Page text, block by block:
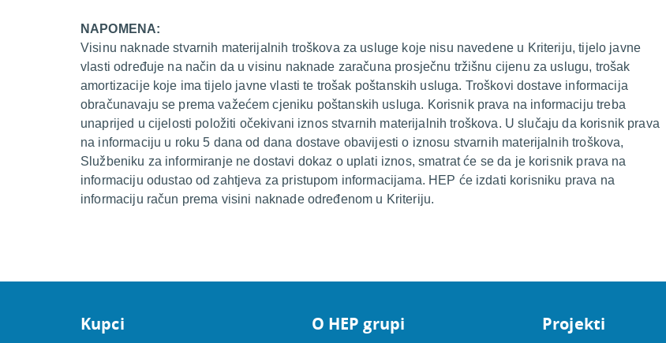
NAPOMENA:
Visinu naknade stvarnih materijalnih troškova za usluge koje nisu navedene u Kriteriju, tijelo javne
vlasti određuje na način da u visinu naknade zaračuna prosječnu tržišnu cijenu za uslugu, trošak
amortizacije koje ima tijelo javne vlasti te trošak poštanskih usluga. Troškovi dostave informacija
obračunavaju se prema važećem cjeniku poštanskih usluga. Korisnik prava na informaciju treba
unaprijed u cijelosti položiti očekivani iznos stvarnih materijalnih troškova. U slučaju da korisnik prava
na informaciju u roku 5 dana od dana dostave obavijesti o iznosu stvarnih materijalnih troškova,
Službeniku za informiranje ne dostavi dokaz o uplati iznos, smatrat će se da je korisnik prava na
informaciju odustao od zahtjeva za pristupom informacijama. HEP će izdati korisniku prava na
informaciju račun prema visini naknade određenom u Kriteriju.
Kupci O HEP grupi Projekti